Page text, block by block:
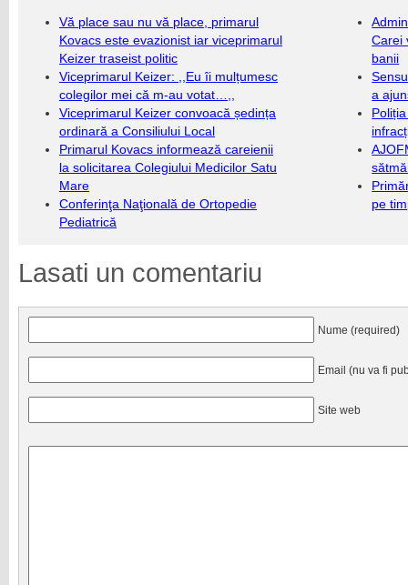
Vă place sau nu vă place, primarul
Kovacs este evazionist iar viceprimarul
Keizer traseist politic
Viceprimarul Keizer: ,,Eu îi mulțumesc
colegilor mei că m-au votat…,,
Viceprimarul Keizer convoacă ședința
ordinară a Consiliului Local
Primarul Kovacs informează careienii
la solicitarea Colegiului Medicilor Satu
Mare
Conferinţa Naţională de Ortopedie
Pediatrică
Carei
banii
a
pe
Lasati un comentariu
Nume (required)
Email (nu va fi
Site web